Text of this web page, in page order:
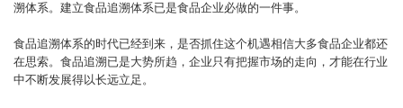
溯体系。建立食品追溯体系已是食品企业必做的一件事。
食品追溯体系的时代已经到来，是否抓住这个机遇相信大多食品企业都还
在思索。食品追溯已是大势所趋，企业只有把握市场的走向，才能在行业
中不断发展得以长远立足。